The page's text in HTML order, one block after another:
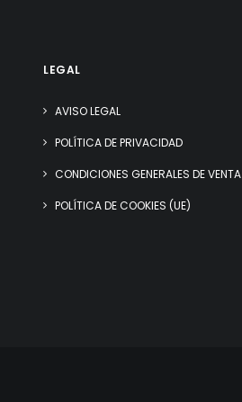
LEGAL
AVISO LEGAL
POLÍTICA DE PRIVACIDAD
CONDICIONES GENERALES DE VENTA
POLÍTICA DE COOKIES (UE)